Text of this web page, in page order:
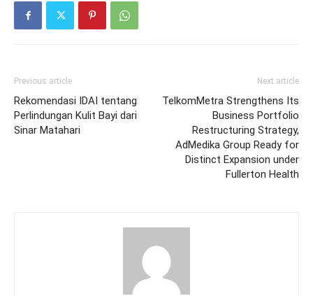
Previous article
Rekomendasi IDAI tentang
Perlindungan Kulit Bayi dari
Sinar Matahari
Next article
TelkomMetra Strengthens Its
Business Portfolio
Restructuring Strategy,
AdMedika Group Ready for
Distinct Expansion under
Fullerton Health